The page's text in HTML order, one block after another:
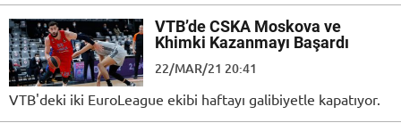
VTB’de CSKA Moskova ve
Khimki Kazanmayı Başardı
22/MAR/21 20:41
VTB'deki iki EuroLeague ekibi haftayı galibiyetle kapatıyor.